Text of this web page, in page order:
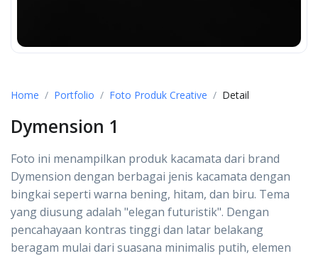
Home Portfolio Foto Produk Creative Detail
Dymension 1
Foto ini menampilkan produk kacamata dari brand
Dymension dengan berbagai jenis kacamata dengan
bingkai seperti warna bening, hitam, dan biru. Tema
yang diusung adalah "elegan futuristik". Dengan
pencahayaan kontras tinggi dan latar belakang
beragam mulai dari suasana minimalis putih, elemen